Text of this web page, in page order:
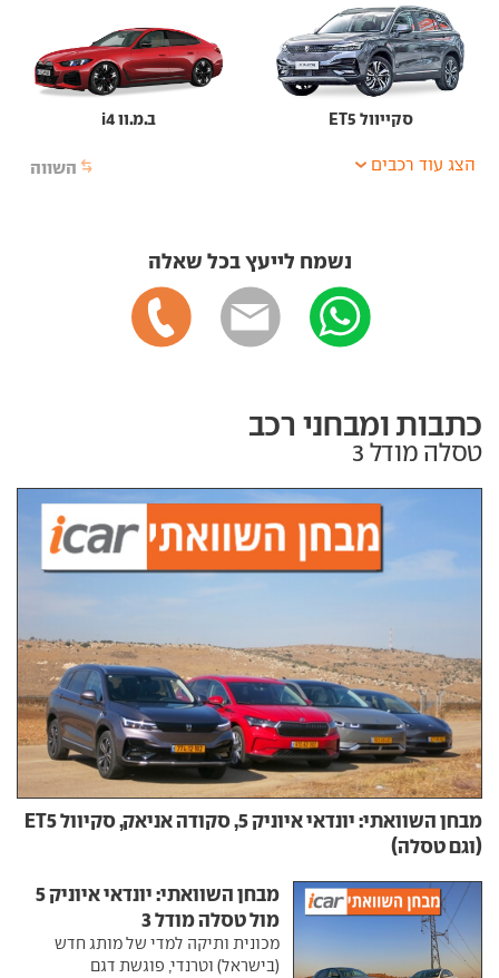
סקייוול ET5 ב.מ.וו i4
השווה הצג עוד רכבים
נשמח לייעץ בכל שאלה
כתבות ומבחני רכב
טסלה מודל 3
מבחן השוואתי: יונדאי איוניק 5, סקודה אניאק, סקיוול ET5
(וגם טסלה)
מבחן השוואתי: יונדאי איוניק 5
מול טסלה מודל 3
מכונית ותיקה למדי של מותג חדש
(בישראל) וטרנדי, פוגשת דגם